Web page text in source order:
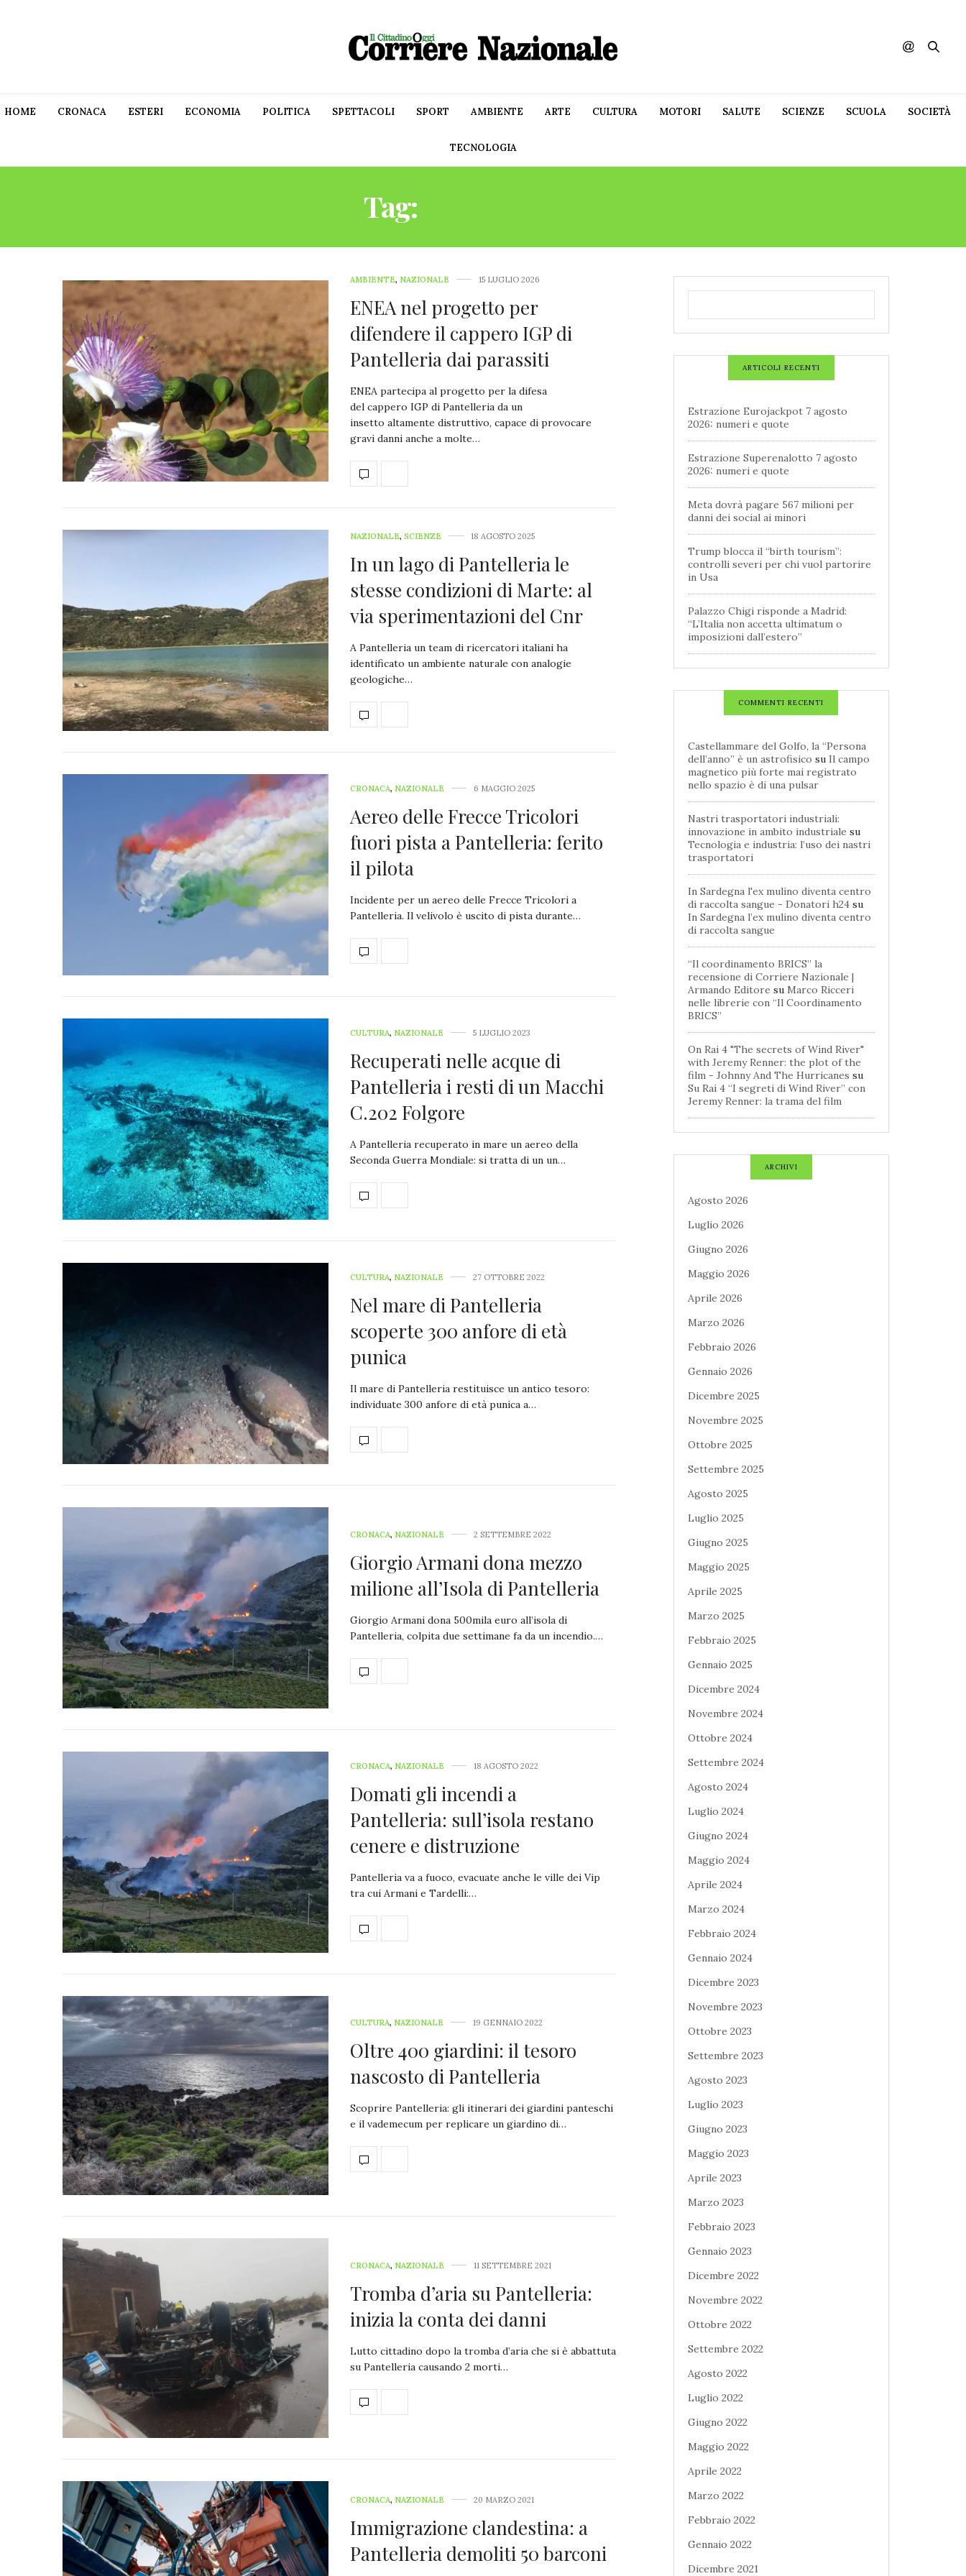
HOME CRONACA ESTERI ECONOMIA POLITICA SPETTACOLI SPORT AMBIENTE ARTE CULTURA MOTORI SALUTE SCIENZE SCUOLA SOCIETÀ
TECNOLOGIA
Tag:
AMBIENTE, NAZIONALE 15 LUGLIO 2026
ENEA nel progetto per
difendere il cappero IGP di
Pantelleria dai parassiti
ENEA partecipa al progetto per la difesa
del cappero IGP di Pantelleria da un
insetto altamente distruttivo, capace di provocare
gravi danni anche a molte…
NAZIONALE, SCIENZE 18 AGOSTO 2025
In un lago di Pantelleria le
stesse condizioni di Marte: al
via sperimentazioni del Cnr
A Pantelleria un team di ricercatori italiani ha
identificato un ambiente naturale con analogie
geologiche…
CRONACA, NAZIONALE 6 MAGGIO 2025
Aereo delle Frecce Tricolori
fuori pista a Pantelleria: ferito
il pilota
Incidente per un aereo delle Frecce Tricolori a
Pantelleria. Il velivolo è uscito di pista durante…
CULTURA, NAZIONALE 5 LUGLIO 2023
Recuperati nelle acque di
Pantelleria i resti di un Macchi
C.202 Folgore
A Pantelleria recuperato in mare un aereo della
Seconda Guerra Mondiale: si tratta di un un…
CULTURA, NAZIONALE 27 OTTOBRE 2022
Nel mare di Pantelleria
scoperte 300 anfore di età
punica
Il mare di Pantelleria restituisce un antico tesoro:
individuate 300 anfore di età punica a…
CRONACA, NAZIONALE 2 SETTEMBRE 2022
Giorgio Armani dona mezzo
milione all’Isola di Pantelleria
Giorgio Armani dona 500mila euro all’isola di
Pantelleria, colpita due settimane fa da un incendio.…
CRONACA, NAZIONALE 18 AGOSTO 2022
Domati gli incendi a
Pantelleria: sull’isola restano
cenere e distruzione
Pantelleria va a fuoco, evacuate anche le ville dei Vip
tra cui Armani e Tardelli:…
CULTURA, NAZIONALE 19 GENNAIO 2022
Oltre 400 giardini: il tesoro
nascosto di Pantelleria
Scoprire Pantelleria: gli itinerari dei giardini panteschi
e il vademecum per replicare un giardino di…
CRONACA, NAZIONALE 11 SETTEMBRE 2021
Tromba d’aria su Pantelleria:
inizia la conta dei danni
Lutto cittadino dopo la tromba d’aria che si è abbattuta
su Pantelleria causando 2 morti…
CRONACA, NAZIONALE 20 MARZO 2021
Immigrazione clandestina: a
Pantelleria demoliti 50 barconi
ARTICOLI RECENTI
Estrazione Eurojackpot 7 agosto
2026: numeri e quote
Estrazione Superenalotto 7 agosto
2026: numeri e quote
Meta dovrà pagare 567 milioni per
danni dei social ai minori
Trump blocca il “birth tourism”:
controlli severi per chi vuol partorire
in Usa
Palazzo Chigi risponde a Madrid:
“L’Italia non accetta ultimatum o
imposizioni dall’estero”
COMMENTI RECENTI
Castellammare del Golfo, la “Persona
dell’anno” è un astrofisico su Il campo
magnetico più forte mai registrato
nello spazio è di una pulsar
Nastri trasportatori industriali:
innovazione in ambito industriale su
Tecnologia e industria: l’uso dei nastri
trasportatori
In Sardegna l'ex mulino diventa centro
di raccolta sangue - Donatori h24 su
In Sardegna l’ex mulino diventa centro
di raccolta sangue
“Il coordinamento BRICS” la
recensione di Corriere Nazionale |
Armando Editore su Marco Ricceri
nelle librerie con “Il Coordinamento
BRICS”
On Rai 4 "The secrets of Wind River"
with Jeremy Renner: the plot of the
film - Johnny And The Hurricanes su
Su Rai 4 “I segreti di Wind River” con
Jeremy Renner: la trama del film
ARCHIVI
Agosto 2026
Luglio 2026
Giugno 2026
Maggio 2026
Aprile 2026
Marzo 2026
Febbraio 2026
Gennaio 2026
Dicembre 2025
Novembre 2025
Ottobre 2025
Settembre 2025
Agosto 2025
Luglio 2025
Giugno 2025
Maggio 2025
Aprile 2025
Marzo 2025
Febbraio 2025
Gennaio 2025
Dicembre 2024
Novembre 2024
Ottobre 2024
Settembre 2024
Agosto 2024
Luglio 2024
Giugno 2024
Maggio 2024
Aprile 2024
Marzo 2024
Febbraio 2024
Gennaio 2024
Dicembre 2023
Novembre 2023
Ottobre 2023
Settembre 2023
Agosto 2023
Luglio 2023
Giugno 2023
Maggio 2023
Aprile 2023
Marzo 2023
Febbraio 2023
Gennaio 2023
Dicembre 2022
Novembre 2022
Ottobre 2022
Settembre 2022
Agosto 2022
Luglio 2022
Giugno 2022
Maggio 2022
Aprile 2022
Marzo 2022
Febbraio 2022
Gennaio 2022
Dicembre 2021